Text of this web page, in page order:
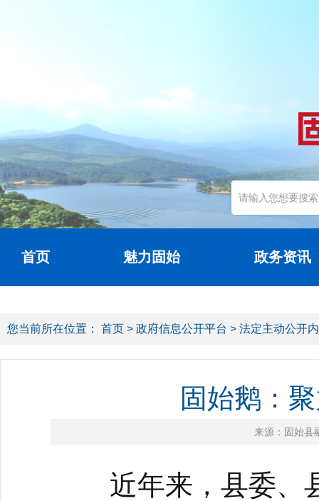
首页 魅力固始 政务资讯
您当前所在位置： 首页 > 政府信息公开平台 > 法定主动公开
固始鹅：
来源：固始县
近年来，县委、县